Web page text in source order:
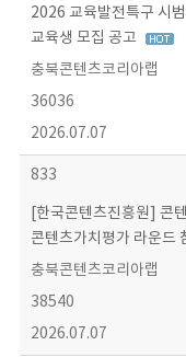
2026 교육발전특구 시
교육생 모집 공고
충북콘텐츠코리아랩
36036
2026.07.07
833
[한국콘텐츠진흥원] 콘
콘텐츠가치평가 라운드
충북콘텐츠코리아랩
38540
2026.07.07